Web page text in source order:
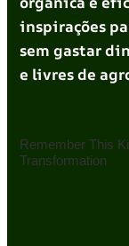
inspirações
sem gastar
e livres de